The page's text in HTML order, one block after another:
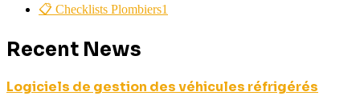
📋 Checklists Plombiers1
Recent News
Logiciels de gestion des véhicules réfrigérés